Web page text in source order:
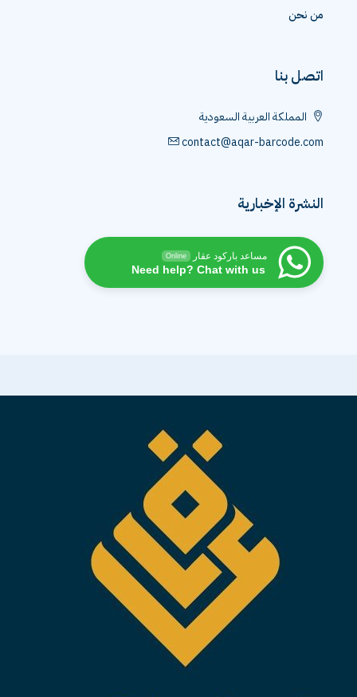
من نحن
اتصل بنا
المملكة العربية السعودية
contact@aqar-barcode.com
النشرة الإخبارية
مساعد باركود عقار Online
Need help? Chat with us